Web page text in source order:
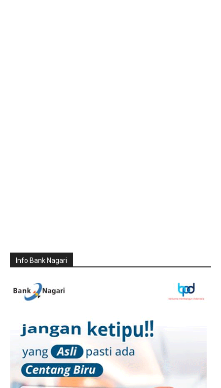
Info Bank Nagari